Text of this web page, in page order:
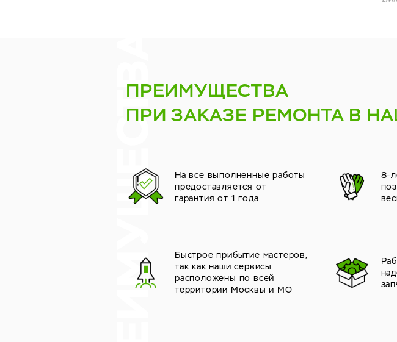
ПРЕИМУЩЕСТВА
ПРИ ЗАКАЗЕ РЕМОНТА В
На все выполненные работы
предоставляется от
гарантия от 1 года
8-
Быстрое прибытие мастеров,
так как наши сервисы
расположены по всей
территории Москвы и МО